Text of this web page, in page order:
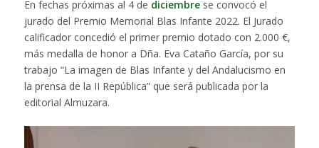
En fechas próximas al 4 de diciembrese convocó el
jurado del Premio Memorial Blas Infante 2022. El Jurado
calificador concedió el primer premio dotado con 2.000 €,
más medalla de honor a Dña. Eva Cataño García, por su
trabajo “La imagen de Blas Infante y del Andalucismo en
la prensa de la II República” que será publicada por la
editorial Almuzara.